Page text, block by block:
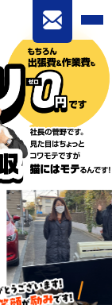
ン無料処
た実績 1万